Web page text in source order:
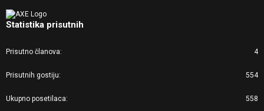
Statistika prisutnih
Prisutno članova 4
Prisutnih gostiju 554
Ukupno posetilaca 558